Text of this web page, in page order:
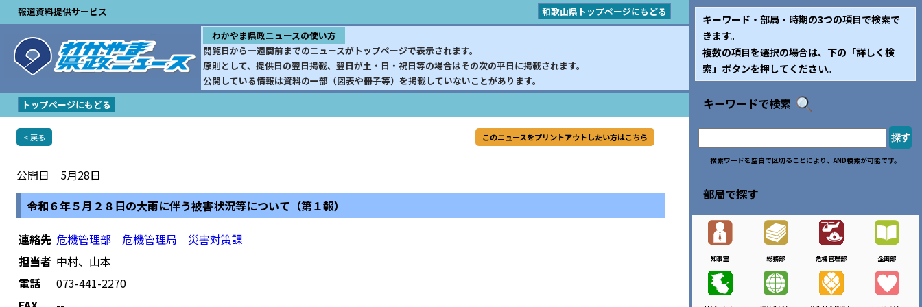
報道資料提供サービス
和歌山県トップページにもどる
わかやま県政ニュースの使い方
閲覧日から一週間前までのニュースがトップページで表示されます。
原則として、提供日の翌日掲載、翌日が土・日・祝日等の場合はその次の平日に掲載されます。
公開している情報は資料の一部（図表や冊子等）を掲載していないことがあります。
トップページにもどる
< 戻る このニュースをプリントアウトしたい方はこちら
公開日 5月28日
令和６年５月２８日の大雨に伴う被害状況等について（第１報）
連絡先 危機管理部 危機管理局 災害対策課
担当者 中村、山本
電話
073-441-2270
キーワード・部局・時期の3つの項目で検索で
きます。
複数の項目を選択の場合は、下の「詳しく検
索」ボタンを押してください。
キーワードで検索
検索ワードを空白で区切ることにより、AND検索が可能です。
部局で探す
知事室 総務部 危機管理部 企画部